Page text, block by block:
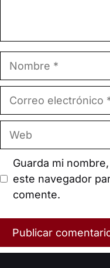
Correo
Guarda mi
este navegador
comente.